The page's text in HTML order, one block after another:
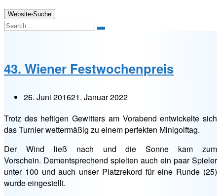
Website-Suche
Search
43. Wiener Festwochenpreis
26. Juni 201621. Januar 2022
Trotz des heftigen Gewitters am Vorabend entwickelte sich
das Turnier wettermäßig zu einem perfekten Minigolftag.
Der Wind ließ nach und die Sonne kam zum
Vorschein. Dementsprechend spielten auch ein paar Spieler
unter 100 und auch unser Platzrekord für eine Runde (25)
wurde eingestellt.